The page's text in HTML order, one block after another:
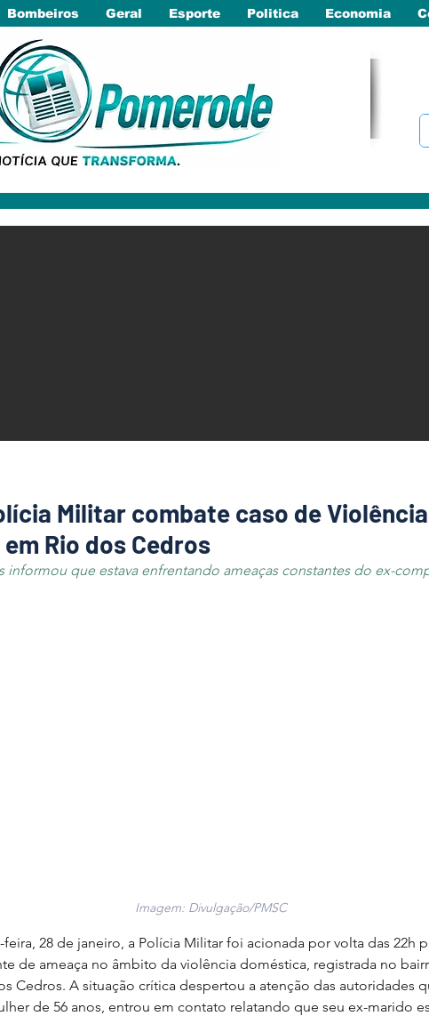
Bombeiros Geral Esporte Politica Economia
Militar combate caso de Violência
Rio dos Cedros
informou que estava enfrentando ameaças constantes do ex-
Imagem: Divulgação/PMSC
28 de janeiro, a Polícia Militar foi acionada por volta das 22h
de ameaça no âmbito da violência doméstica, registrada no
Cedros. A situação crítica despertou a atenção das autoridades
de 56 anos, entrou em contato relatando que seu ex-marido